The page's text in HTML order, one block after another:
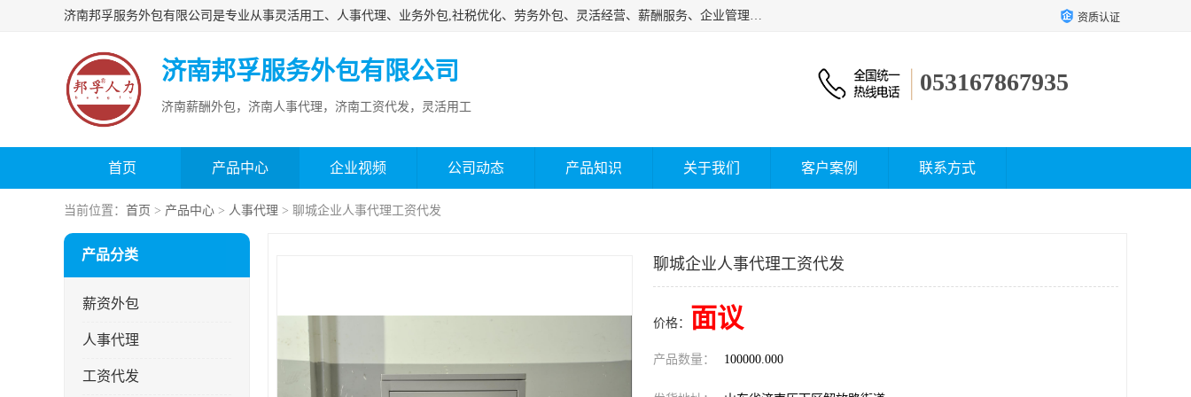
济南邦孚服务外包有限公司是专业从事灵活用工、人事代理、业务外包,社税优化、劳务外包、灵活经营、薪酬服务、企业管理咨询等的全国性的服务外包机构，邦孚人力—合法合规的灵活用工、人力外包、劳务派遣、共享经济财税优化专家，是国内提供企业人力资源综合解决方案有影响的人力资源公司之一。 资质认证
济南邦孚服务外包有限公司
济南薪酬外包，济南人事代理，济南工资代发，灵活用工
053167867935
首页 产品中心 企业视频 公司动态 产品知识 关于我们 客户案例 联系方式
当前位置： 首页 > 产品中心 > 人事代理 > 聊城企业人事代理工资代发
产品分类
薪资外包
人事代理
工资代发
聊城企业人事代理工资代发
价格： 面议
产品数量： 100000.000